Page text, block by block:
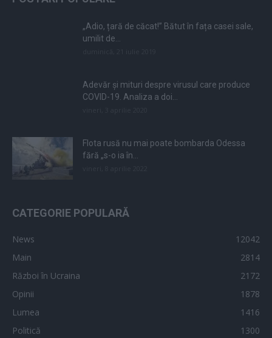
„Adio, țară de căcat!” Bătut în fața casei sale,
umilit de...
Adevăr și mituri despre virusul care produce
COVID-19. Analiza a doi...
Flota rusă nu mai poate bombarda Odessa
fără „s-o ia în...
CATEGORIE POPULARĂ
News
12042
Main
2814
Război în Ucraina
2172
Opinii
1878
Lumea
1416
Politică
1300